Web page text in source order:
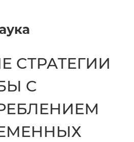
СТРАТЕГИИ
С